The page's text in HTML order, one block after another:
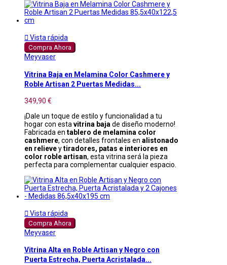
 Vista rápida
Compra Ahora
Meyvaser
Vitrina Baja en Melamina Color Cashmere y
Roble Artisan 2 Puertas Medidas...
349,90 €
¡Dale un toque de estilo y funcionalidad a tu
hogar con esta vitrina baja de diseño moderno!
Fabricada en tablero de melamina color
cashmere, con detalles frontales en alistonado
en relieveytiradores, patas e interiores en
color roble artisan, esta vitrina será la pieza
perfecta para complementar cualquier espacio.
 Vista rápida
Compra Ahora
Meyvaser
Vitrina Alta en Roble Artisan y Negro con
Puerta Estrecha, Puerta Acristalada...